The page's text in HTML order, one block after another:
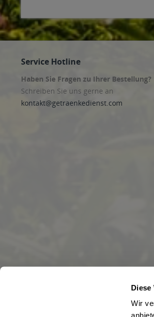
Diese
Wir
Service Hotline
Haben Sie Fragen zu Ihrer Bestellung?
Schreiben Sie uns gerne an
kontakt@getraenkedienst.com